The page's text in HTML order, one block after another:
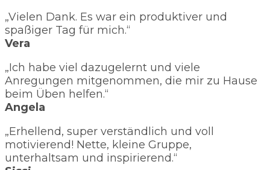
„Vielen Dank. Es war ein produktiver und
spaßiger Tag für mich.“
Vera
„Ich habe viel dazugelernt und viele
Anregungen mitgenommen, die mir zu Hause
beim Üben helfen.“
Angela
„Erhellend, super verständlich und voll
motivierend! Nette, kleine Gruppe,
unterhaltsam und inspirierend.“